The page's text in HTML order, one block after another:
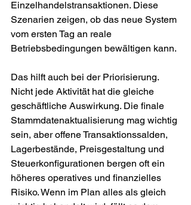
Einzelhandelstransaktionen. Diese
Szenarien zeigen, ob das neue System
vom ersten Tag an reale
Betriebsbedingungen bewältigen kann.
Das hilft auch bei der Priorisierung.
Nicht jede Aktivität hat die gleiche
geschäftliche Auswirkung. Die finale
Stammdatenaktualisierung mag wichtig
sein, aber offene Transaktionssalden,
Lagerbestände, Preisgestaltung und
Steuerkonfigurationen bergen oft ein
höheres operatives und finanzielles
Risiko. Wenn im Plan alles als gleich